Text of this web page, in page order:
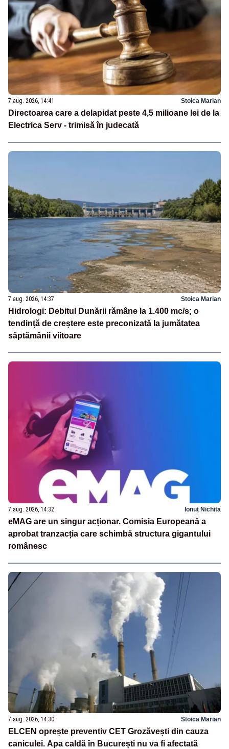
7 aug. 2026, 14:41 Stoica Marian
Directoarea care a delapidat peste 4,5 milioane lei de la
Electrica Serv - trimisă în judecată
7 aug. 2026, 14:37 Stoica Marian
Hidrologi: Debitul Dunării rămâne la 1.400 mc/s; o
tendință de creștere este preconizată la jumătatea
săptămânii viitoare
7 aug. 2026, 14:32 Ionuț Nichita
eMAG are un singur acționar. Comisia Europeană a
aprobat tranzacția care schimbă structura gigantului
românesc
7 aug. 2026, 14:30 Stoica Marian
ELCEN oprește preventiv CET Grozăvești din cauza
caniculei. Apa caldă în București nu va fi afectată